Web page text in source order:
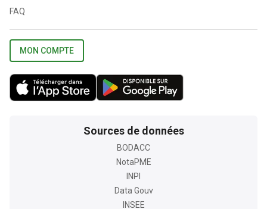
FAQ
MON COMPTE
Sources de données
BODACC
NotaPME
INPI
Data Gouv
INSEE